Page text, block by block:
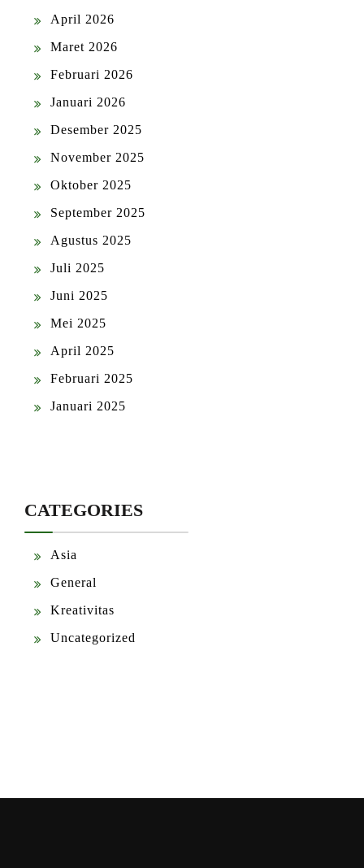
April 2026
Maret 2026
Februari 2026
Januari 2026
Desember 2025
November 2025
Oktober 2025
September 2025
Agustus 2025
Juli 2025
Juni 2025
Mei 2025
April 2025
Februari 2025
Januari 2025
CATEGORIES
Asia
General
Kreativitas
Uncategorized